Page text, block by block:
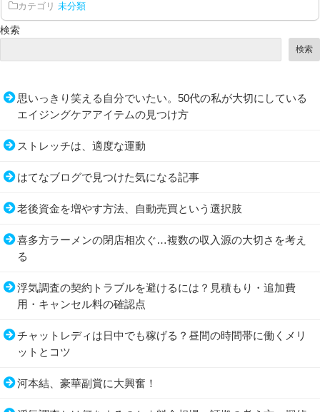
カテゴリ 未分類
検索
検索
思いっきり笑える自分でいたい。50代の私が大切にしている
エイジングケアアイテムの見つけ方
ストレッチは、適度な運動
はてなブログで見つけた気になる記事
老後資金を増やす方法、自動売買という選択肢
喜多方ラーメンの閉店相次ぐ…複数の収入源の大切さを考え
る
浮気調査の契約トラブルを避けるには？見積もり・追加費
用・キャンセル料の確認点
チャットレディは日中でも稼げる？昼間の時間帯に働くメリ
ットとコツ
河本結、豪華副賞に大興奮！